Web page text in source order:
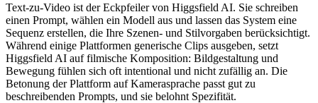
Text-zu-Video ist der Eckpfeiler von Higgsfield AI. Sie schreiben
einen Prompt, wählen ein Modell aus und lassen das System eine
Sequenz erstellen, die Ihre Szenen- und Stilvorgaben berücksichtigt.
Während einige Plattformen generische Clips ausgeben, setzt
Higgsfield AI auf filmische Komposition: Bildgestaltung und
Bewegung fühlen sich oft intentional und nicht zufällig an. Die
Betonung der Plattform auf Kamerasprache passt gut zu
beschreibenden Prompts, und sie belohnt Spezifität.